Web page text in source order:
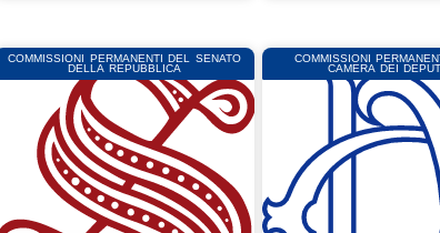
COMMISSIONI PERMANENTI DEL SENATO
DELLA REPUBBLICA
COMMISSIONI
CAMERA DEI